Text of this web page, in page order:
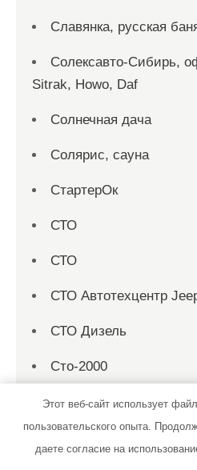
Славянка, русская
Солексавто-Сибирь,
Sitrak, Howo, Daf
Солнечная дача
Солярис, сауна
СтартерОк
СТО
СТО
СТО Автотехцентр
СТО Дизель
Сто-2000
Строй Двор,
база
Талисман,
Этот веб-сайт использует
пользовательского опыта.
даете согласие на